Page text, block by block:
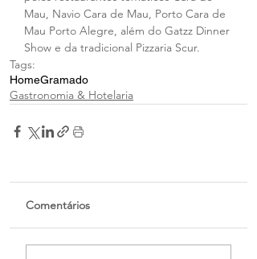
Mau, Navio Cara de Mau, Porto Cara de
Mau Porto Alegre, além do Gatzz Dinner
Show e da tradicional Pizzaria Scur.
Tags:
HomeGramado
Gastronomia & Hotelaria
Comentários